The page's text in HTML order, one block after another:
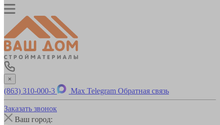
×
(863) 310-000-3 Max Telegram Обратная связь
Заказать звонок
Ваш город: